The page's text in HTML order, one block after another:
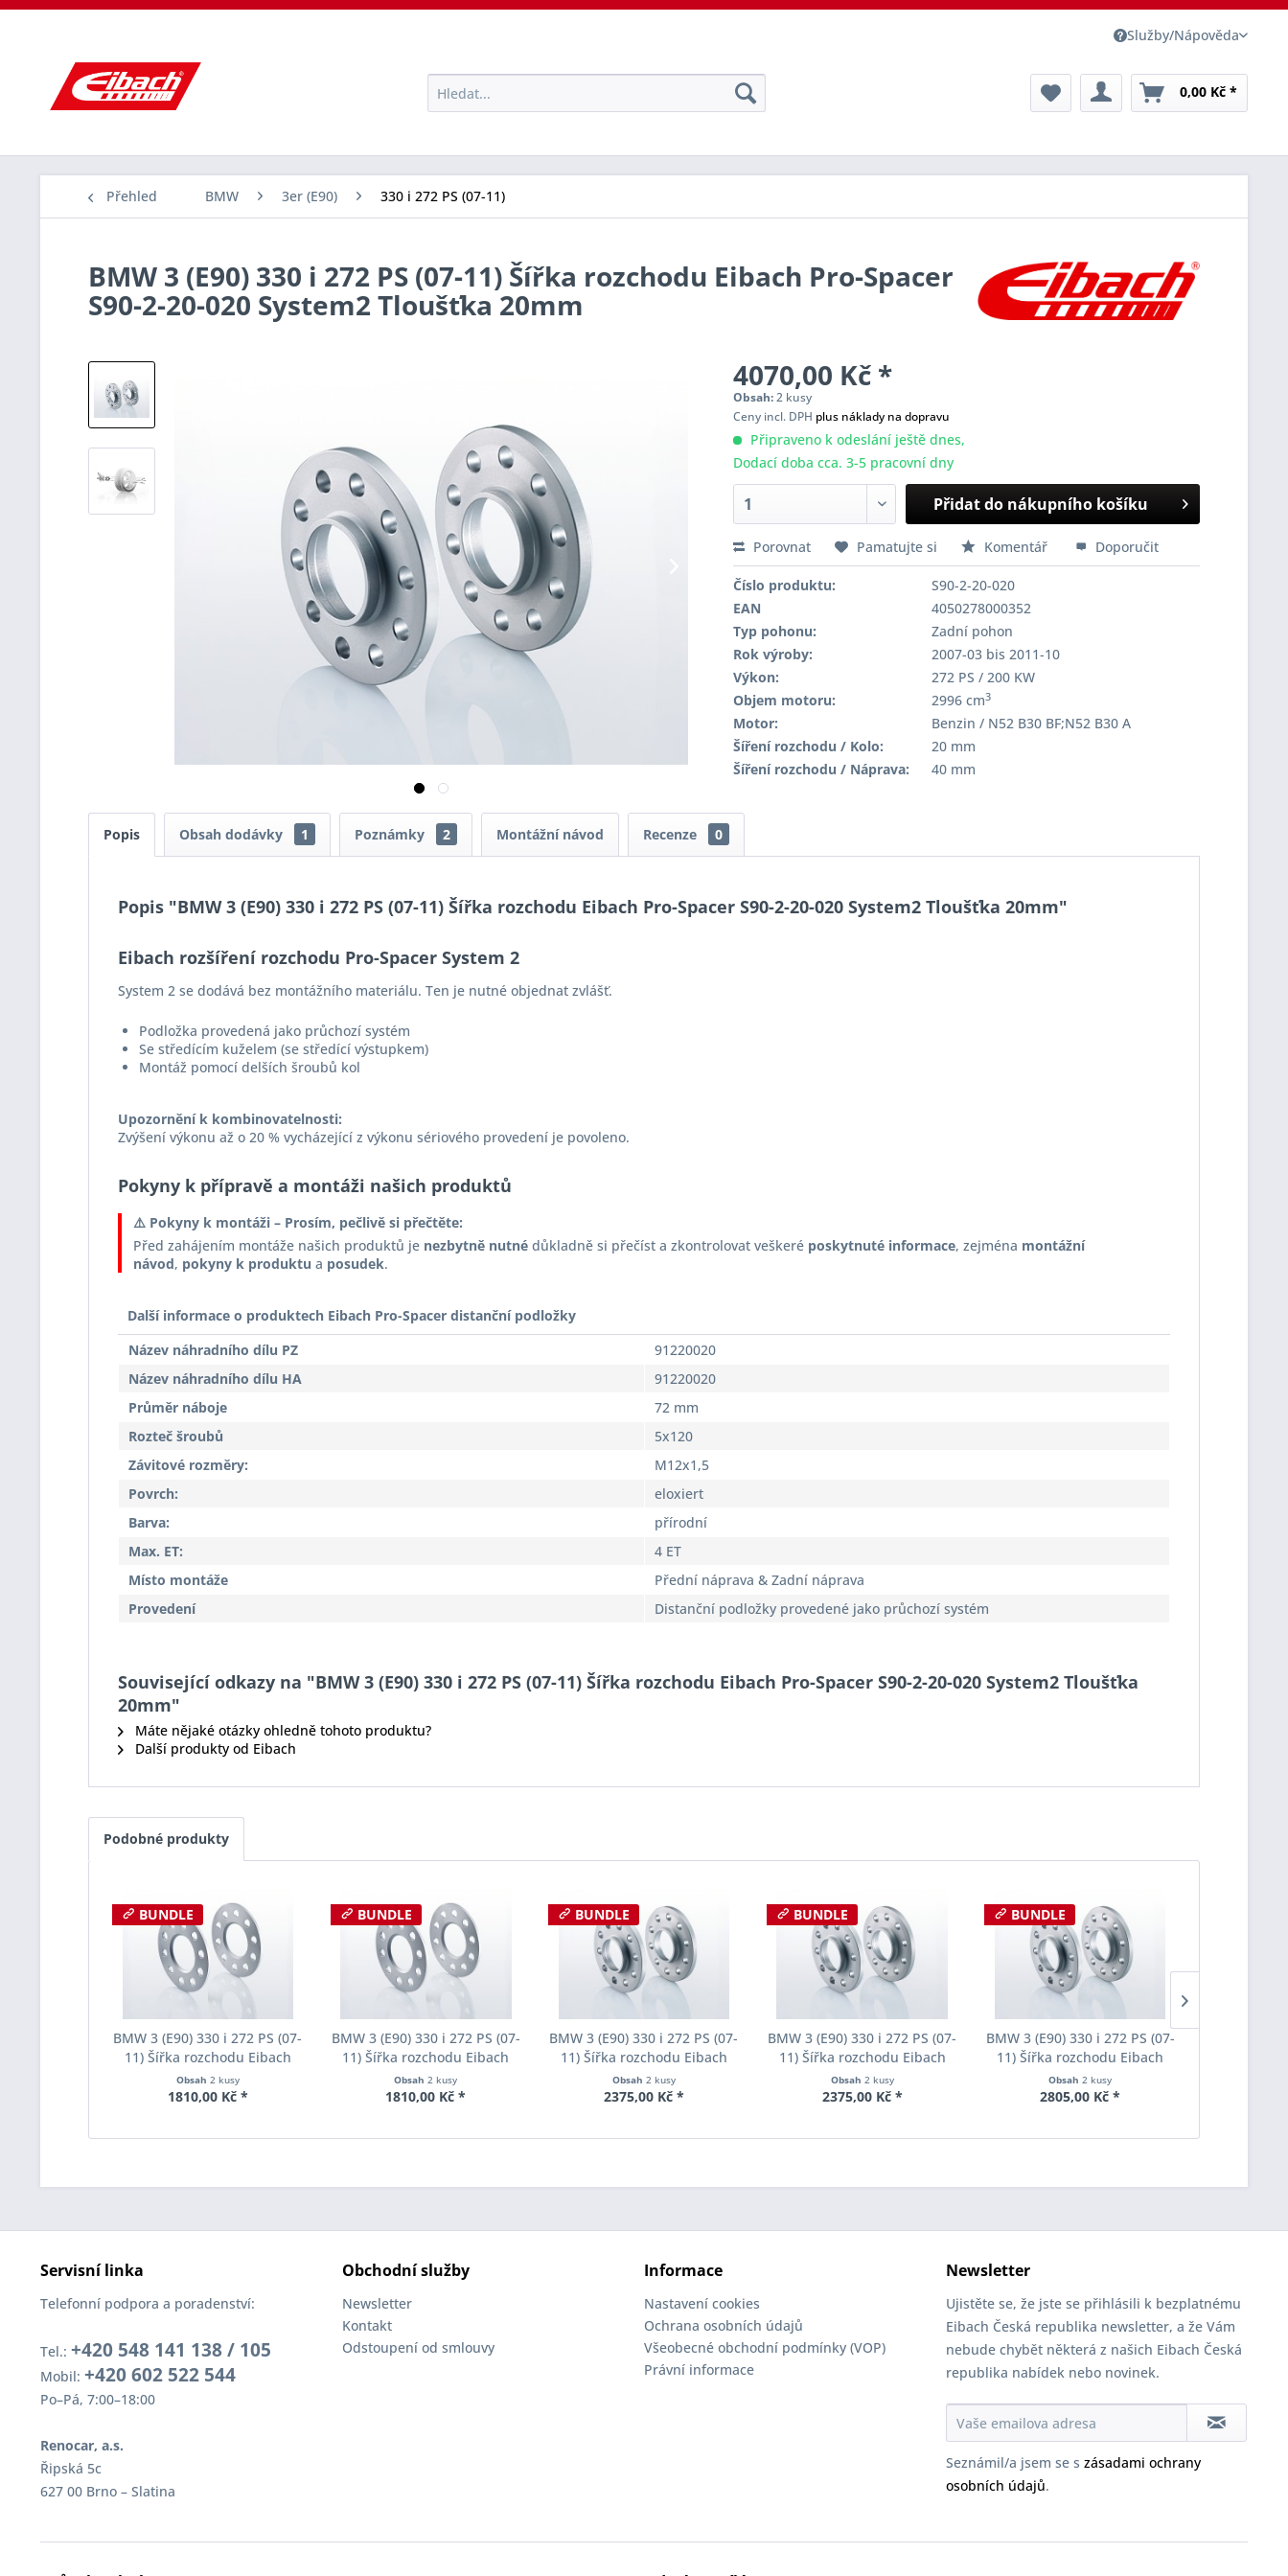
Služby/Nápověda
0,00 Kč *
Přehled BMW 3er (E90) 330 i 272 PS (07-11)
BMW 3 (E90) 330 i 272 PS (07-11) Šířka rozchodu Eibach Pro-Spacer
S90-2-20-020 System2 Tloušťka 20mm
4070,00 Kč *
Obsah:2 kusy
Ceny incl. DPH plus náklady na dopravu
Připraveno k odeslání ještě dnes,
Dodací doba cca. 3-5 pracovní dny
Přidat do nákupního košíku
Porovnat Pamatujte si Komentář Doporučit
Číslo produktu:
S90-2-20-020
EAN
4050278000352
Typ pohonu:
Zadní pohon
Rok výroby:
2007-03 bis 2011-10
Výkon:
272 PS / 200 KW
Objem motoru:
2996 cm3
Motor:
Benzin / N52 B30 BF;N52 B30 A
Šíření rozchodu / Kolo:
20 mm
Šíření rozchodu / Náprava:
40 mm
Popis Obsah dodávky 1 Poznámky 2 Montážní návod Recenze 0
Popis "BMW 3 (E90) 330 i 272 PS (07-11) Šířka rozchodu Eibach Pro-Spacer S90-2-20-020 System2 Tloušťka 20mm"
Eibach rozšíření rozchodu Pro-Spacer System 2
System 2 se dodává bez montážního materiálu. Ten je nutné objednat zvlášť.
Podložka provedená jako průchozí systém
Se středícím kuželem (se středící výstupkem)
Montáž pomocí delších šroubů kol
Upozornění k kombinovatelnosti:
Zvýšení výkonu až o 20 % vycházející z výkonu sériového provedení je povoleno.
Pokyny k přípravě a montáži našich produktů
⚠️ Pokyny k montáži – Prosím, pečlivě si přečtěte:
Před zahájením montáže našich produktů je nezbytně nutné důkladně si přečíst a zkontrolovat veškeré poskytnuté informace, zejména montážní
návod, pokyny k produktu a posudek.
Další informace o produktech Eibach Pro-Spacer distanční podložky
Název náhradního dílu PZ
91220020
Název náhradního dílu HA
91220020
Průměr náboje
72 mm
Rozteč šroubů
5x120
Závitové rozměry:
M12x1,5
Povrch:
eloxiert
Barva:
přírodní
Max. ET:
4 ET
Místo montáže
Přední náprava & Zadní náprava
Provedení
Distanční podložky provedené jako průchozí systém
Související odkazy na "BMW 3 (E90) 330 i 272 PS (07-11) Šířka rozchodu Eibach Pro-Spacer S90-2-20-020 System2 Tloušťka
20mm"
Máte nějaké otázky ohledně tohoto produktu?
Další produkty od Eibach
Podobné produkty
BUNDLE
BMW 3 (E90) 330 i 272 PS (07-
11) Šířka rozchodu Eibach
Pro-Spacer S90-1-05-017
System1 Tloušťka 5mm
Obsah 2 kusy
1810,00 Kč *
BUNDLE
BMW 3 (E90) 330 i 272 PS (07-
11) Šířka rozchodu Eibach
Pro-Spacer S90-1-05-017
System1 Tloušťka 5mm
Obsah2 kusy
1810,00 Kč *
BUNDLE
BMW 3 (E90) 330 i 272 PS (07-
11) Šířka rozchodu Eibach
Pro-Spacer S90-2-10-004
System2 Tloušťka 10mm
Obsah 2 kusy
2375,00 Kč *
BUNDLE
BMW 3 (E90) 330 i 272 PS (07-
11) Šířka rozchodu Eibach
Pro-Spacer S90-2-10-004
System2 Tloušťka 10mm
Obsah 2 kusy
2375,00 Kč *
BUNDLE
BMW 3 (E90) 330 i 272 PS (07-
11) Šířka rozchodu Eibach
Pro-Spacer S90-2-12-002
System2 Tloušťka 12mm
Obsah2 kusy
2805,00 Kč *
Servisní linka
Telefonní podpora a poradenství:
Tel.: +420 548 141 138 / 105
Mobil: +420 602 522 544
Po–Pá, 7:00–18:00
Renocar, a.s.
Řipská 5c
627 00 Brno – Slatina
Obchodní služby
Newsletter
Kontakt
Odstoupení od smlouvy
Informace
Nastavení cookies
Ochrana osobních údajů
Všeobecné obchodní podmínky (VOP)
Právní informace
Newsletter
Ujistěte se, že jste se přihlásili k bezplatnému
Eibach Česká republika newsletter, a že Vám
nebude chybět některá z našich Eibach Česká
republika nabídek nebo novinek.
Seznámil/a jsem se s zásadami ochrany
osobních údajů.